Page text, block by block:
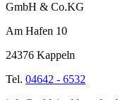
GmbH & Co.KG
Am Hafen 10
24376 Kappeln
Tel. 04642 - 6532